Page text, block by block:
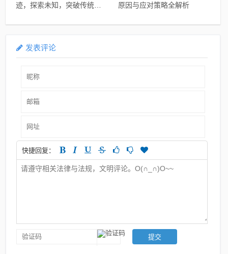
迹，探索未知，突破传统界
原因与应对策略全解析
发表评论
快捷回复：